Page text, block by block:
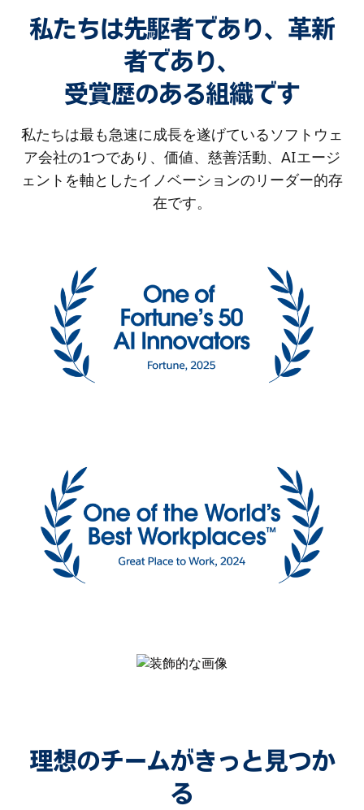
私たちは先駆者であり、革新
者であり、
受賞歴のある組織です
私たちは最も急速に成長を遂げているソフトウェ
ア会社の1つであり、価値、慈善活動、AIエージ
ェントを軸としたイノベーションのリーダー的存
在です。
理想のチームがきっと見つか
る